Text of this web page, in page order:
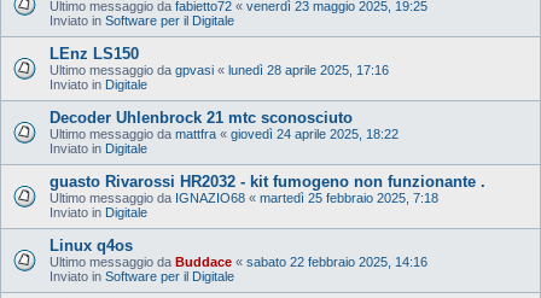
Ultimo messaggio da fabietto72 « venerdì 23 maggio 2025, 19:25
Inviato in Software per il Digitale
LEnz LS150
Ultimo messaggio da gpvasi « lunedì 28 aprile 2025, 17:16
Inviato in Digitale
Decoder Uhlenbrock 21 mtc sconosciuto
Ultimo messaggio da mattfra « giovedì 24 aprile 2025, 18:22
Inviato in Digitale
guasto Rivarossi HR2032 - kit fumogeno non funzionante .
Ultimo messaggio da IGNAZIO68 « martedì 25 febbraio 2025, 7:18
Inviato in Digitale
Linux q4os
Ultimo messaggio da Buddace « sabato 22 febbraio 2025, 14:16
Inviato in Software per il Digitale